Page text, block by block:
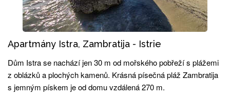
Apartmány Istra, Zambratija - Istrie
Dům Istra se nachází jen 30 m od mořského pobřeží s plážemi
z oblázků a plochých kamenů. Krásná písečná pláž Zambratija
s jemným pískem je od domu vzdálená 270 m.